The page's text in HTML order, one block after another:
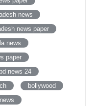
news
news paper
news
paper
bd news 24
bollywood